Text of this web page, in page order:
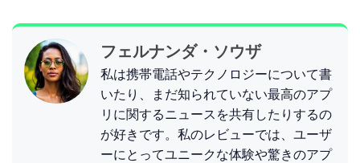
フェルナンダ・ソウザ
私は携帯電話やテクノロジーについて書
いたり、まだ知られていない最高のアプ
リに関するニュースを共有したりするの
が好きです。私のレビューでは、ユーザ
ーにとってユニークな体験や驚きのアプ